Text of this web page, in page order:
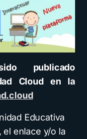
publicado
Cloud en la
Educativa
enlace y/o la